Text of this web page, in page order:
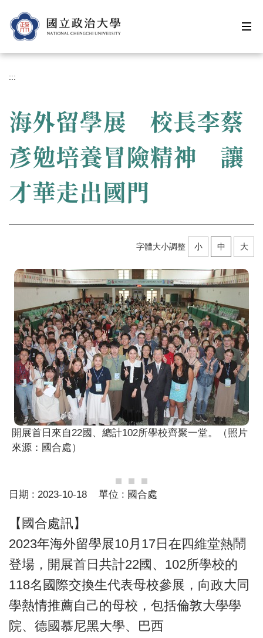
到
主
內
區
:::
海外留學展 校長李蔡
彥勉培養冒險精神 讓
才華走出國門
字體大小調整 小 中 大
開展首日來自22國、總計102所學校齊聚一堂。（照片
來源：國合處）
日期 : 2023-10-18 單位 : 國合處
【國合處訊】
2023年海外留學展10月17日在四維堂熱鬧
登場，開展首日共計22國、102所學校的
118名國際交換生代表母校參展，向政大同
學熱情推薦自己的母校，包括倫敦大學學
院、德國慕尼黑大學、巴西